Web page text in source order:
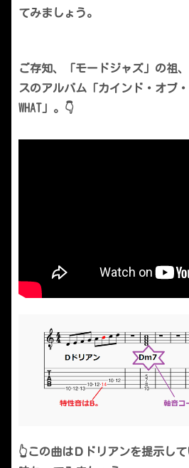
てみましょう。
ご存知、「モードジャズ」の祖
スのアルバム「カインド・オブ・
WHAT」。👇
👆この曲はＤドリアンを提示し